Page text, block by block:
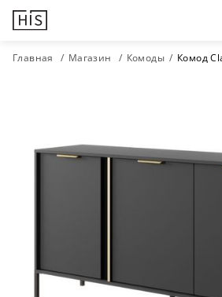
Главная Магазин Комоды Комод